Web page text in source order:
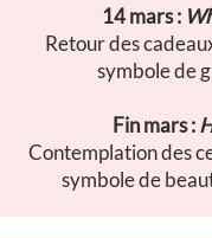
14 mars :
Retour des
symbole de
Fin mars :
Contemplation des
symbole de